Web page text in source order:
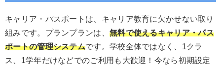
キャリア・パスポートは、キャリア教育に欠かせない取り
組みです。プランプランは、 無料で使えるキャリア・パス
ポートの管理システムです。学校全体ではなく、1クラ
ス、1学年だけなどでのご利用も大歓迎！今なら初期設定